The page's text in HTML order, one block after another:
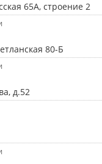
65А, строение 2
80-Б
д.52